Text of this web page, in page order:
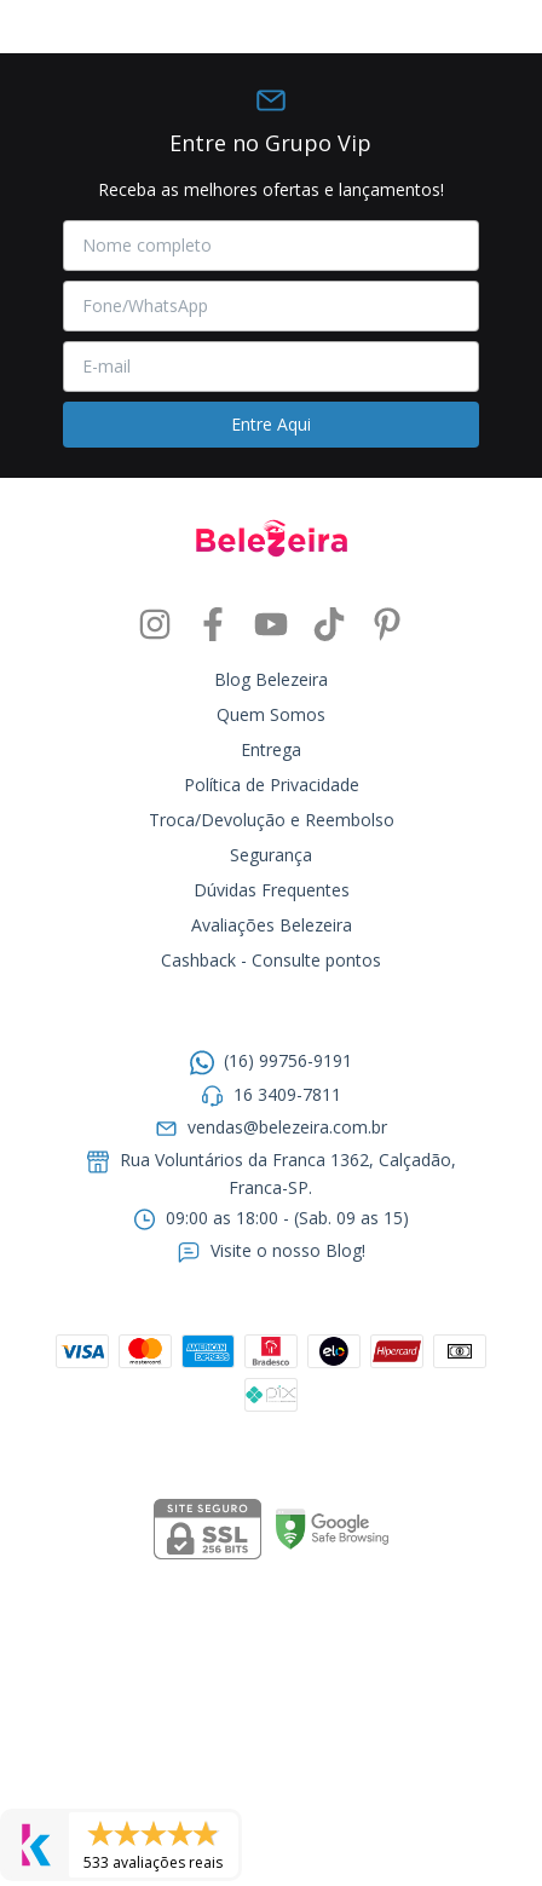
Entre no Grupo Vip
Receba as melhores ofertas e lançamentos!
Blog Belezeira
Quem Somos
Entrega
Política de Privacidade
Troca/Devolução e Reembolso
Segurança
Dúvidas Frequentes
Avaliações Belezeira
Cashback - Consulte pontos
(16) 99756-9191
16 3409-7811
vendas@belezeira.com.br
Rua Voluntários da Franca 1362, Calçadão,
Franca-SP.ㅤㅤㅤㅤㅤㅤㅤㅤㅤㅤㅤ
09:00 as 18:00 - (Sab. 09 as 15)
Visite o nosso Blog!
533 avaliações reais